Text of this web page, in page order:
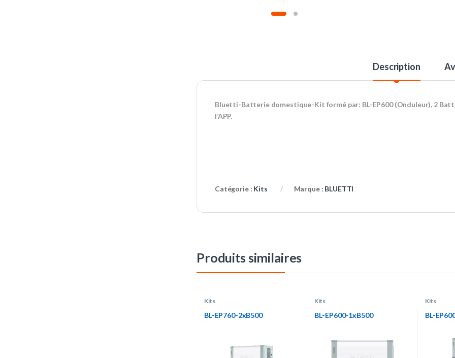
Description
Bluetti-Batterie domestique-Kit formé par: BL-EP600 (Onduleur), 2
l’APP.
Catégorie : Kits Marque : BLUETTI
Produits similaires
Kits
BL-EP760-2xB500
Kits
BL-EP600-1xB500
Kits
BL-